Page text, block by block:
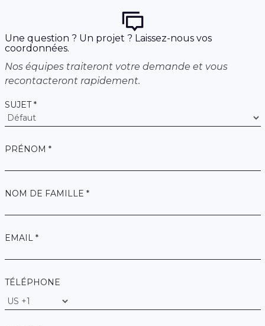
Une question ? Un projet ? Laissez-nous vos
coordonnées.
Nos équipes traiteront votre demande et vous
recontacteront rapidement.
SUJET *
PRÉNOM *
NOM DE FAMILLE *
EMAIL *
TÉLÉPHONE